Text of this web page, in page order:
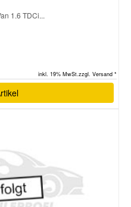
1.6 TDCi...
inkl. 19% MwSt.zzgl. Versand *